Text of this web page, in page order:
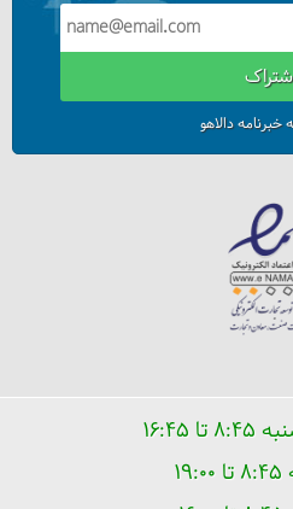
خبرنامه دالاهو